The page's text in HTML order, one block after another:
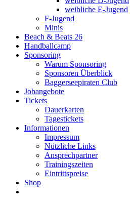
weibliche E-Jugend
F-Jugend
Minis
Beach & Beats 26
Handballcamp
Sponsoring
Warum Sponsoring
Sponsoren Überblick
Baggerseepiraten Club
Jobangebote
Tickets
Dauerkarten
Tagestickets
Informationen
Impressum
Nützliche Links
Ansprechpartner
Trainingszeiten
Eintrittspreise
Shop